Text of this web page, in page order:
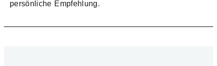
persönliche Empfehlung.